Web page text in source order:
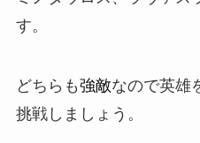
す。
どちらも強敵なので英雄
挑戦しましょう。